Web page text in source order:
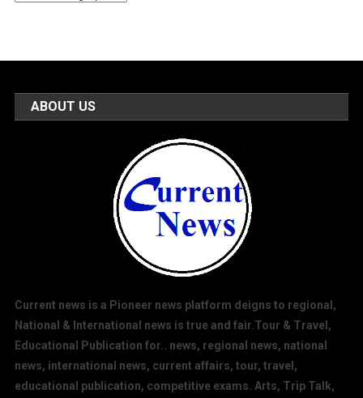
ABOUT US
Current news is a Pioneer news platform deigns to regional,
National & International news is true and fair.Tour & Travel,
Educational Publication for.. news, regional news, national
news, international news, current affairs, tour, travel,
educational publication, competitive exams. Arts, Trip Talk,